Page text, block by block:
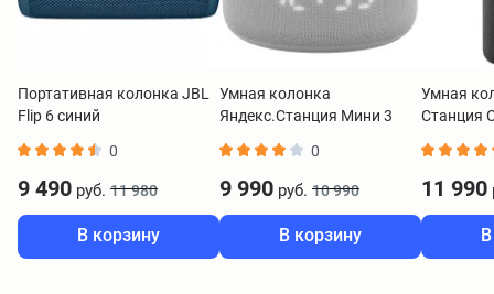
Портативная колонка JBL
Flip 6 синий
0
9 490 руб. 11 980
В корзину
Умная колонка
Яндекс.Станция Мини 3
0
9 990 руб. 10 990
В корзину
Умная
Станция
11 990